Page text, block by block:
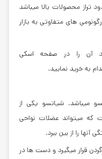
محصولات بالا میباشد
های متفاوتی به بازار
آن را در صفحه اسکی
به خرید نمایید.
میباشد. شیاتسو یکی از
میتواند عضلات نواحی
را از بین ببرد.
قرار میگیرد و دست ها در